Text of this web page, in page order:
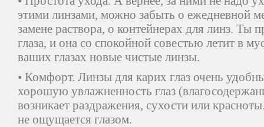
этими линзами, можно забыть о ежедневной
замене раствора, о контейнерах для линз. Ты
глаза, и она со спокойной совестью летит в
ваших глазах новые чистые линзы.
• Комфорт. Линзы для карих глаз очень
хорошую увлажненность глаз
возникает раздражения, сухости или
не ощущается глазом.